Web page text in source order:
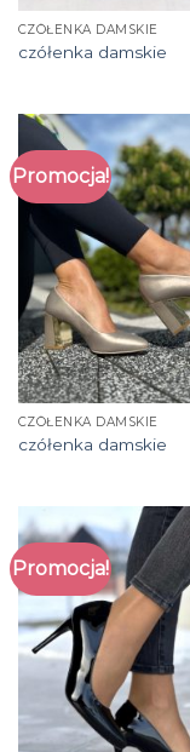
CZÓŁENKA DAMSKIE
czółenka damskie
Promocja!
CZÓŁENKA DAMSKIE
czółenka damskie
Promocja!